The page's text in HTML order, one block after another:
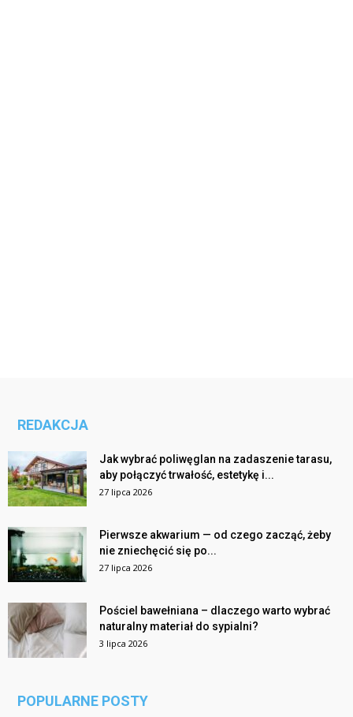
REDAKCJA
Jak wybrać poliwęglan na zadaszenie tarasu,
aby połączyć trwałość, estetykę i...
27 lipca 2026
Pierwsze akwarium — od czego zacząć, żeby
nie zniechęcić się po...
27 lipca 2026
Pościel bawełniana – dlaczego warto wybrać
naturalny materiał do sypialni?
3 lipca 2026
POPULARNE POSTY